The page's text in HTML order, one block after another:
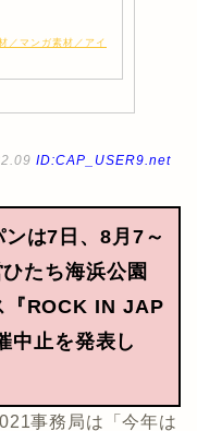
／マンガ素材／アイ
ID:CAP_USER9.net
は7日、8月7～
たち海浜公園
『ROCK IN JAP
中止を発表し
事務局は「今年は